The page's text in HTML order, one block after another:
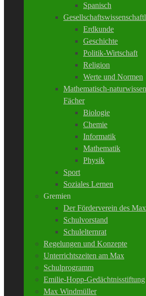
Spanisch
Erdkunde
Geschichte
Politik-Wirtschaft
Religion
Werte und Normen
Mathematisch-
Fächer
Biologie
Chemie
Informatik
Mathematik
Physik
Sport
Soziales Lernen
Gremien
Der Förderverein des Max
Schulvorstand
Schulelternrat
Regelungen und Konzepte
Unterrichtszeiten am Max
Schulprogramm
Emilie-Hopp-Gedächtnisstiftung
Max Windmüller